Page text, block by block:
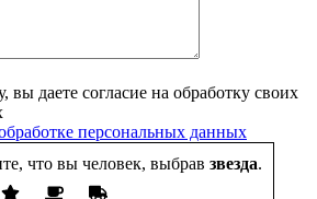
даете согласие на обработку своих
персональных данных
что вы человек, выбрав звезда.